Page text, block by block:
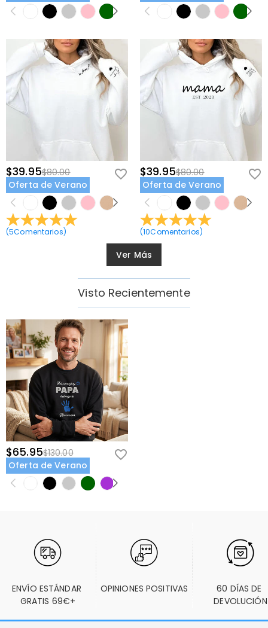
$39.95$80.00
Oferta de Verano
(5Comentarios)
$39.95$80.00
Oferta de Verano
(10Comentarios)
Ver Más
Visto Recientemente
$65.95$130.00
Oferta de Verano
ENVÍO ESTÁNDAR
GRATIS 69€+
OPINIONES POSITIVAS
60 DÍAS DE
DEVOLUCIÓN